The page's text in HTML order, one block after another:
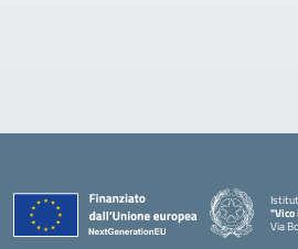
"Vico
Via